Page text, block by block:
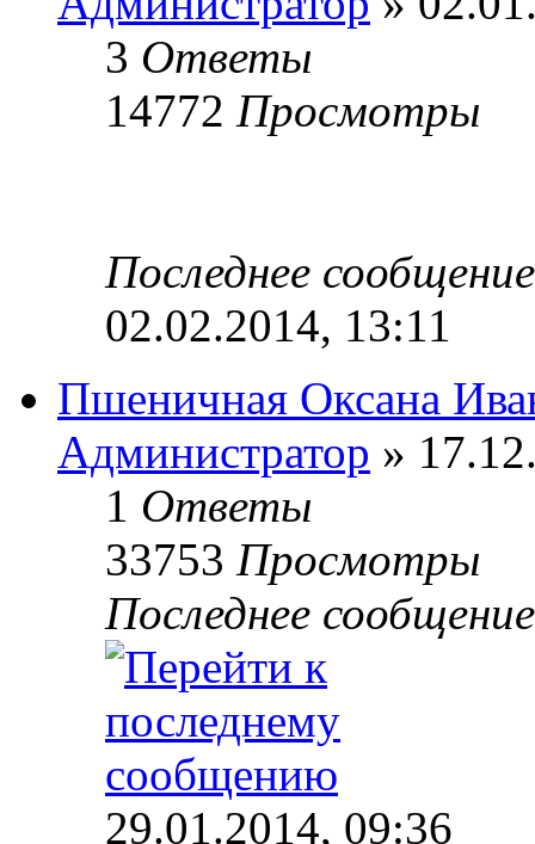
3 Ответы
14772 Просмотры
Последнее
02.02.2014, 13:11
Пшеничная Оксана
Администратор »
1 Ответы
33753 Просмотры
Последнее
29.01.2014, 09:36